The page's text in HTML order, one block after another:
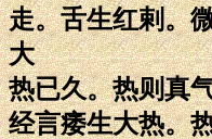
走。舌生红剌。
大
热已久。热则真
经言痿生大热。